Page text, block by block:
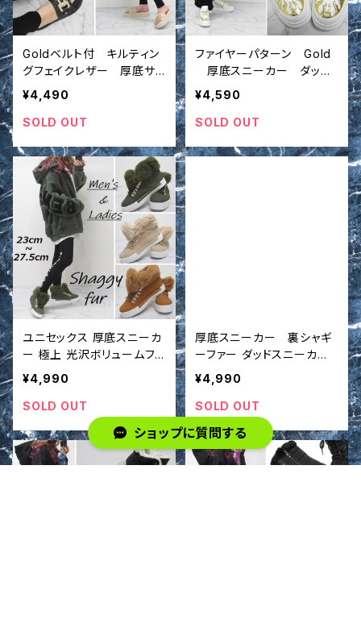
Goldベルト付 キルティン
グフェイクレザー 厚底サン
ダル 上品 シューズ イ
ンポート
¥4,490
SOLD OUT
ファイヤーパターン Gold
厚底スニーカー ダッド
スニーカー 靴 シューズ
インポート
¥4,590
SOLD OUT
ユニセックス 厚底スニーカ
ー 極上 光沢ボリュームファ
ー Gold金具 スニーカー ブ
ーツ 靴 シューズ インポー
ト
¥4,990
SOLD OUT
厚底スニーカー 裏シャギ
ーファー ダッドスニーカ
ー 靴 シューズ インポ
ート
¥4,990
SOLD OUT
ショップに質問する